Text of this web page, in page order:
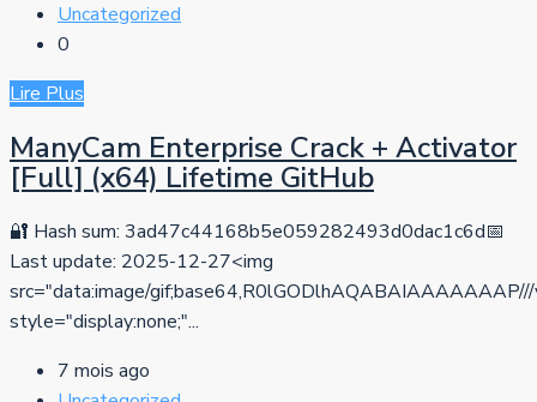
Uncategorized
0
Lire Plus
ManyCam Enterprise Crack + Activator
[Full] (x64) Lifetime GitHub
🔐 Hash sum: 3ad47c44168b5e059282493d0dac1c6d📅
Last update: 2025-12-27<img
src="data:image/
style="display:none;"...
7 mois ago